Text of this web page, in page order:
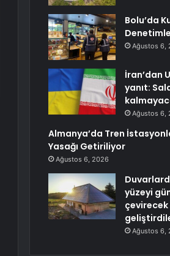
Bolu’da
Ağustos 6,
İran’dan
yanıt:
Ağustos 6,
Almanya’da Tren
Yasağı Getiriliyor
Ağustos 6, 2026
yüzeyi
Ağustos 6,